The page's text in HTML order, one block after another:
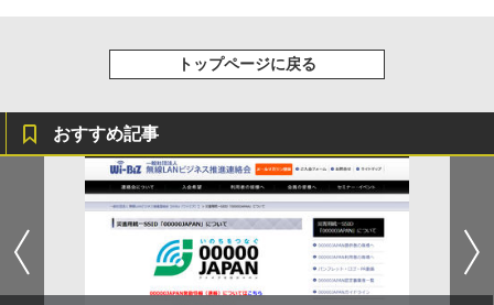
トップページに戻る
おすすめ記事